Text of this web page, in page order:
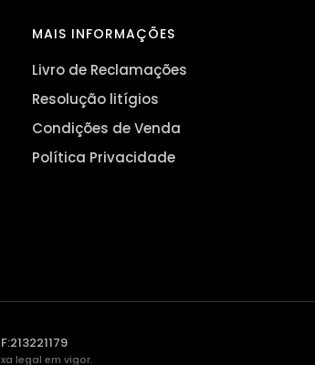
MAIS INFORMAÇÕES
Livro de Reclamações
Resolução litígios
Condições de Venda
Política Privacidade
legal em vigor.